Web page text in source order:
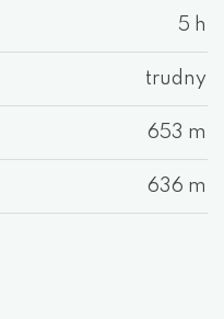
5 h
trudny
653 m
636 m